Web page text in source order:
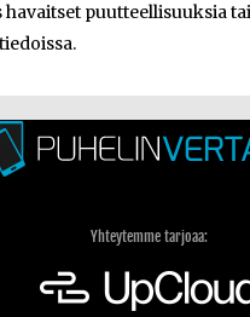
havaitset puutteellisuuksia
Yhteytemme tarjoaa: